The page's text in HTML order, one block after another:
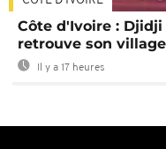
Côte d'Ivoire :
retrouve son village
Il y a 17 heures